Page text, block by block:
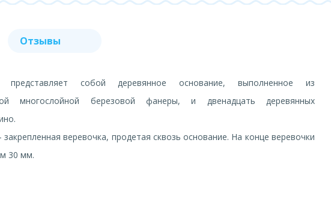
Отзывы
представляет собой деревянное основание, выполненное из
многослойной березовой фанеры, и двенадцать деревянных
веревочка, продетая сквозь основание. На конце веревочки
30 мм.